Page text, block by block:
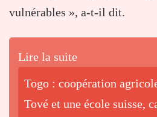
vulnérables », a-t-il dit.
Lire la suite
Togo : coopération
Tové et une école suisse,